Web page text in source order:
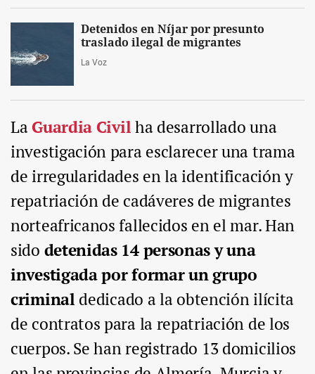
Detenidos en Níjar por presunto
traslado ilegal de migrantes
La Voz
La Guardia Civilha desarrollado una
investigación para esclarecer una trama
de irregularidades en la identificación y
repatriación de cadáveres de migrantes
norteafricanos fallecidos en el mar. Han
sido detenidas 14 personas y una
investigada por formar un grupo
criminal dedicado a la obtención ilícita
de contratos para la repatriación de los
cuerpos. Se han registrado 13 domicilios